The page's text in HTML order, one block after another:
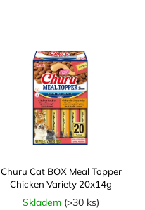
Churu Cat BOX Meal Topper
Chicken Variety 20x14g
Skladem (>30 ks)